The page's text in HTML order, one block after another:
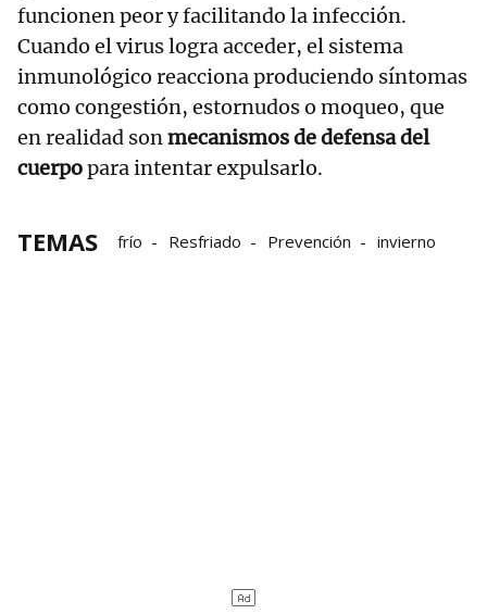
funcionen peor y facilitando la infección.
Cuando el virus logra acceder, el sistema
inmunológico reacciona produciendo síntomas
como congestión, estornudos o moqueo, que
en realidad sonmecanismos de defensa del
cuerpopara intentar expulsarlo.
TEMAS frío Resfriado Prevención invierno